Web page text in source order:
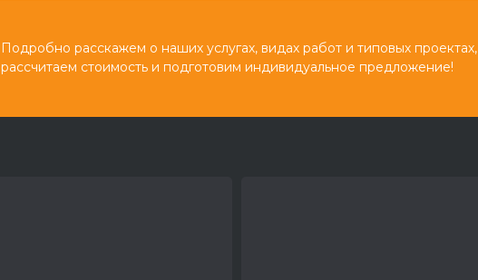
Подробно расскажем о наших услугах, видах работ и типовых проектах,
рассчитаем стоимость и подготовим индивидуальное предложение!